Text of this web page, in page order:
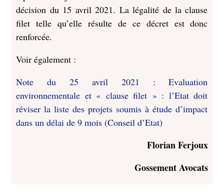
décision du 15 avril 2021. La légalité de la clause
filet telle qu’elle résulte de ce décret est donc
renforcée.
Voir également :
Note du 25 avril 2021 : Evaluation
environnementale et « clause filet » : l’Etat doit
réviser la liste des projets soumis à étude d’impact
dans un délai de 9 mois (Conseil d’Etat)
Florian Ferjoux
Gossement Avocats